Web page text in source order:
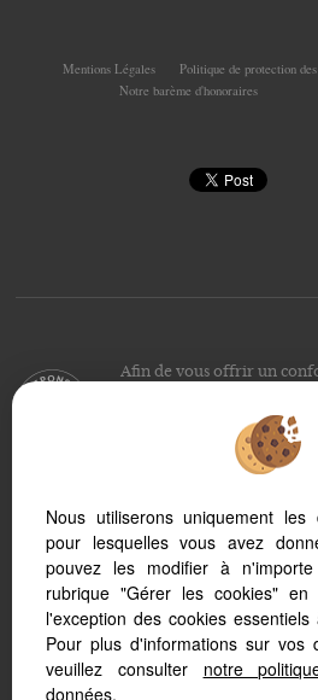
Mentions Légales Politique de protection des
Notre barème d'honoraires
Afin de vous offrir un
notre site s’adapte
Logiciel de
Création site
Nous utiliserons uniquement les
pour lesquelles vous avez
pouvez les modifier à
rubrique "Gérer les cookies"
l'exception des cookies
Pour plus d'informations sur vos
veuillez consulter notre
données.